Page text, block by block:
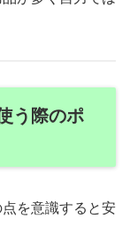
う際のポ
を意識すると安